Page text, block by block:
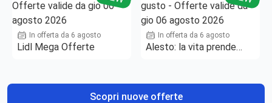
In offerta da 6 agosto
Lidl Mega Offerte
In offerta da 6 agosto
Alesto: la vita prende
Scopri nuove offerte